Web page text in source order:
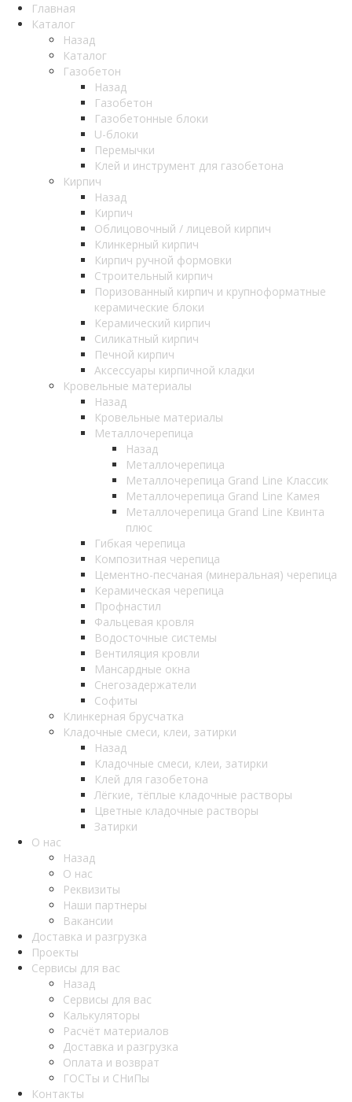
Главная
Каталог
Назад
Каталог
Газобетон
Назад
Газобетон
Газобетонные блоки
U-блоки
Перемычки
Клей и инструмент для газобетона
Кирпич
Назад
Кирпич
Облицовочный / лицевой кирпич
Клинкерный кирпич
Кирпич ручной формовки
Строительный кирпич
Поризованный кирпич и крупноформатные
керамические блоки
Керамический кирпич
Силикатный кирпич
Печной кирпич
Аксессуары кирпичной кладки
Кровельные материалы
Назад
Кровельные материалы
Металлочерепица
Назад
Металлочерепица
Металлочерепица Grand Line Классик
Металлочерепица Grand Line Камея
Металлочерепица Grand Line Квинта
плюс
Гибкая черепица
Композитная черепица
Цементно-песчаная (минеральная) черепица
Керамическая черепица
Профнастил
Фальцевая кровля
Водосточные системы
Вентиляция кровли
Мансардные окна
Снегозадержатели
Софиты
Клинкерная брусчатка
Кладочные смеси, клеи, затирки
Назад
Кладочные смеси, клеи, затирки
Клей для газобетона
Лёгкие, тёплые кладочные растворы
Цветные кладочные растворы
Затирки
О нас
Назад
О нас
Реквизиты
Наши партнеры
Вакансии
Доставка и разгрузка
Проекты
Сервисы для вас
Назад
Сервисы для вас
Калькуляторы
Расчёт материалов
Доставка и разгрузка
Оплата и возврат
ГОСТы и СНиПы
Контакты